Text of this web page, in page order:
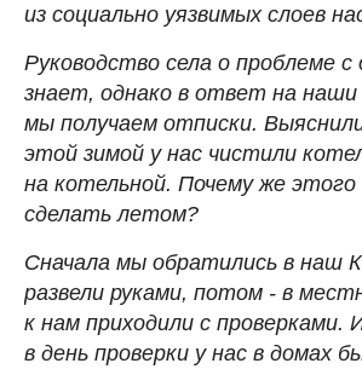
из социально уязвимых слоев
Руководство села о проблеме
знает, однако в ответ на наши
мы получаем отписки.
этой зимой у нас чистили
на котельной. Почему же этого
сделать летом?
Сначала мы обратились в наш
развели руками, потом - в
к нам приходили с проверками.
в день проверки у нас в домах